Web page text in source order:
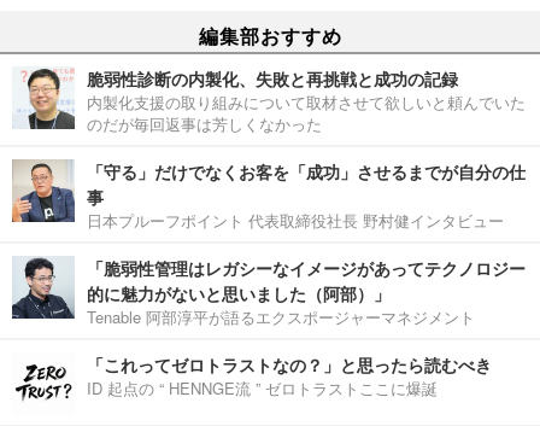
編集部おすすめ
脆弱性診断の内製化、失敗と再挑戦と成功の記録
内製化支援の取り組みについて取材させて欲しいと頼んでいた
のだが毎回返事は芳しくなかった
「守る」だけでなくお客を「成功」させるまでが自分の仕
事
日本プルーフポイント 代表取締役社長 野村健インタビュー
「脆弱性管理はレガシーなイメージがあってテクノロジー
的に魅力がないと思いました（阿部）」
Tenable 阿部淳平が語るエクスポージャーマネジメント
「これってゼロトラストなの？」と思ったら読むべき
ID 起点の “ HENNGE流 ” ゼロトラストここに爆誕